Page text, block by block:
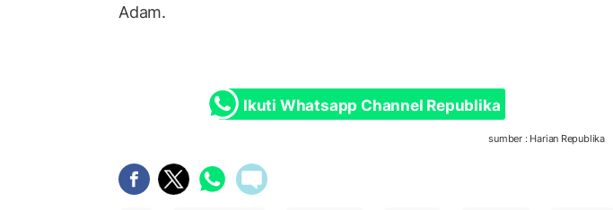
Adam.
Ikuti Whatsapp Channel Republika
sumber : Harian Republika